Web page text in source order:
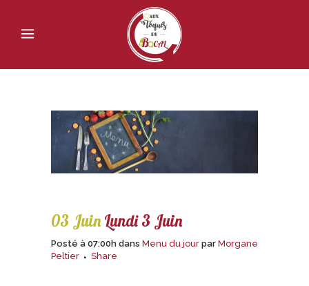
03 JuinLundi 3 Juin
Posté à 07:00h dans Menu du jour par Morgane
Peltier
Share